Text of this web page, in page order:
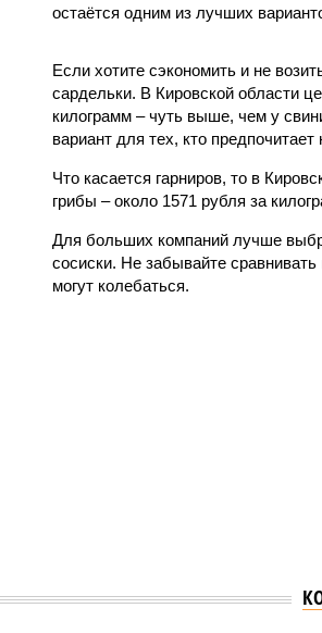
остаётся одним из лучших
Если хотите сэкономить и не
сардельки. В Кировской области
килограмм – чуть выше, чем у
вариант для тех, кто предпочитает
Что касается гарниров, то в
грибы – около 1571 рубля за
Для больших компаний лучше
сосиски. Не забывайте
могут колебаться.